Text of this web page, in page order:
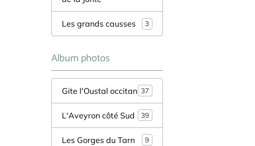
Les grands causses 3
Album photos
Gite l'Oustal occitan 37
L'Aveyron côté Sud 39
Les Gorges du Tarn 9